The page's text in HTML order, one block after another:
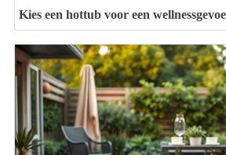
Kies een hottub voor een